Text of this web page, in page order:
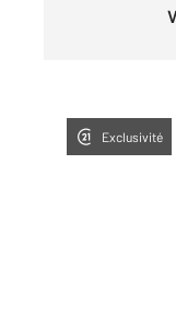
Exclusivité